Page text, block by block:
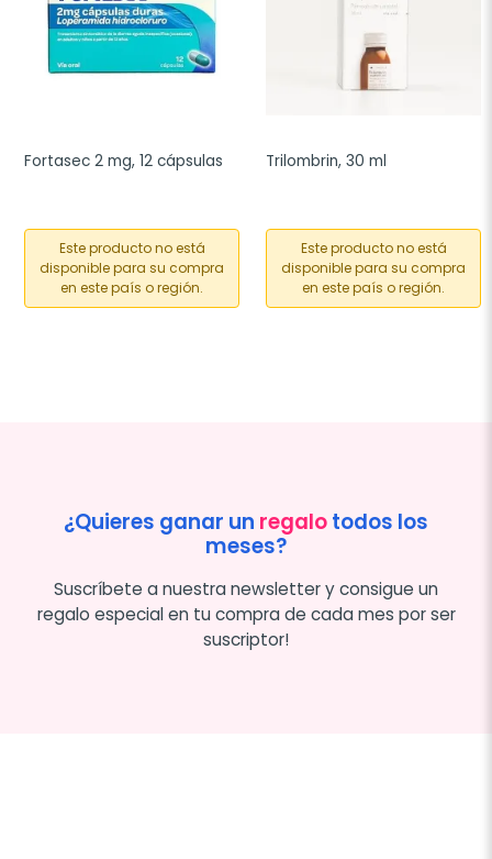
Fortasec 2 mg, 12 cápsulas
Este producto no está
disponible para su compra
en este país o región.
Trilombrin, 30 ml
Este producto no está
disponible para su compra
en este país o región.
¿Quieres ganar un regalotodos los
meses?
Suscríbete a nuestra newsletter y consigue un
regalo especial en tu compra de cada mes por ser
suscriptor!